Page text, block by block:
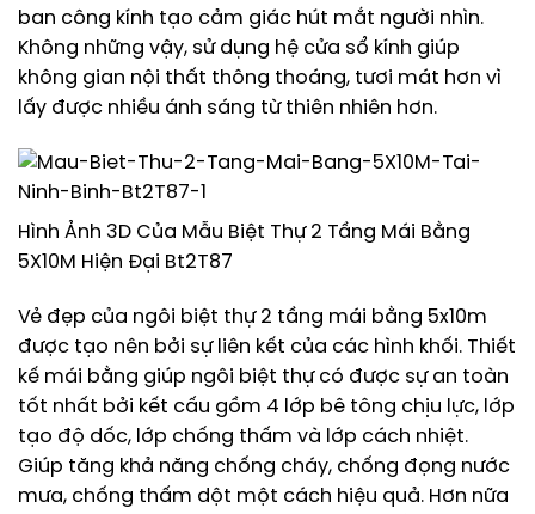
ban công kính tạo cảm giác hút mắt người nhìn.
Không những vậy, sử dụng hệ cửa sổ kính giúp
không gian nội thất thông thoáng, tươi mát hơn vì
lấy được nhiều ánh sáng từ thiên nhiên hơn.
Hình Ảnh 3D Của Mẫu Biệt Thự 2 Tầng Mái Bằng
5X10M Hiện Đại Bt2T87
Vẻ đẹp của ngôi biệt thự 2 tầng mái bằng 5x10m
được tạo nên bởi sự liên kết của các hình khối. Thiết
kế mái bằng giúp ngôi biệt thự có được sự an toàn
tốt nhất bởi kết cấu gồm 4 lớp bê tông chịu lực, lớp
tạo độ dốc, lớp chống thấm và lớp cách nhiệt.
Giúp tăng khả năng chống cháy, chống đọng nước
mưa, chống thấm dột một cách hiệu quả. Hơn nữa